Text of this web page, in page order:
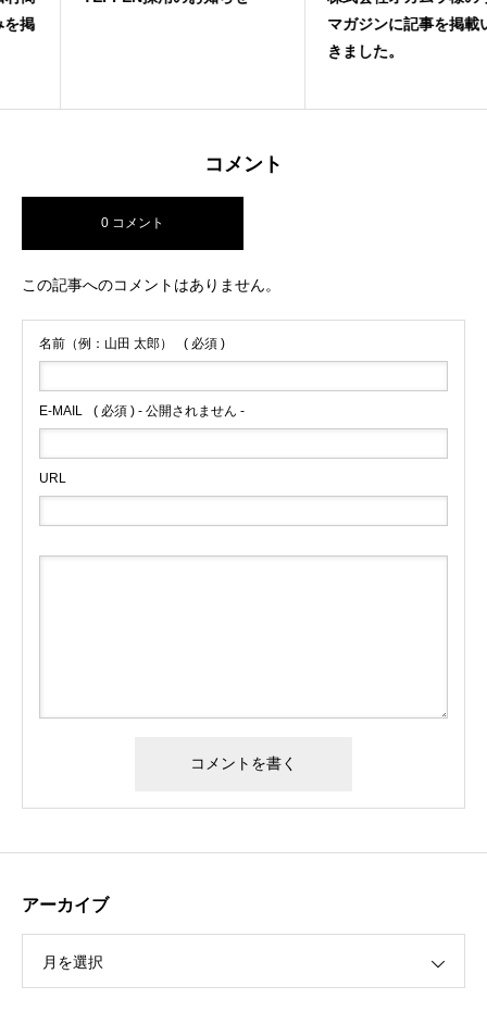
マガジンに記事を掲載いただ
きました。
コメント
0 コメント
この記事へのコメントはありません。
名前（例：山田 太郎） ( 必須 )
E-MAIL ( 必須 ) - 公開されません -
URL
アーカイブ
月を選択